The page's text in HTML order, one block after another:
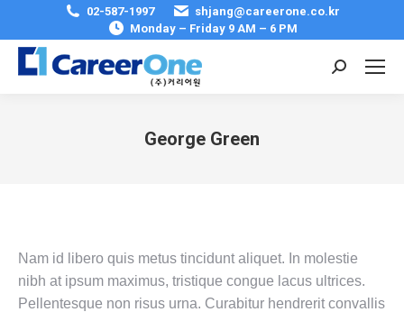
02-587-1997
shjang@careerone.co.kr
Monday – Friday 9 AM – 6 PM
Search:
George Green
Nam id libero quis metus tincidunt aliquet. In molestie
nibh at ipsum maximus, tristique congue lacus ultrices.
Pellentesque non risus urna. Curabitur hendrerit convallis